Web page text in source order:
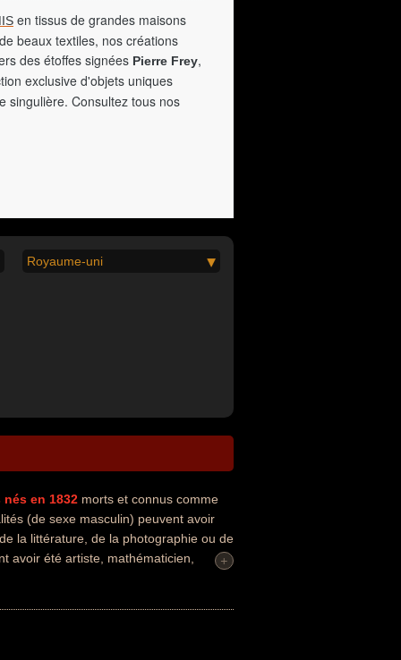
en tissus de grandes maisons
beaux textiles, nos créations
des étoffes signées Pierre Frey,
exclusive d'objets uniques
singulière. Consultez tous nos
Royaume-uni
nés en 1832 morts et connus comme
(de sexe masculin) peuvent avoir
la littérature, de la photographie ou de
avoir été artiste, mathématicien,
+